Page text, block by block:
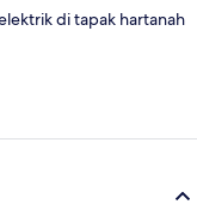
di tapak hartanah